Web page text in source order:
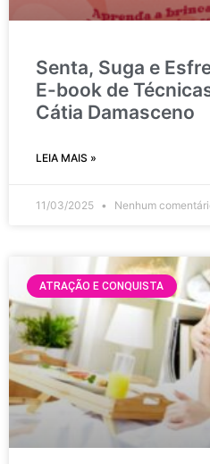
Senta, Suga e
E-book de
Cátia Damasceno
LEIA MAIS »
11/03/2025 Nenhum
ATRAÇÃO E CONQUISTA